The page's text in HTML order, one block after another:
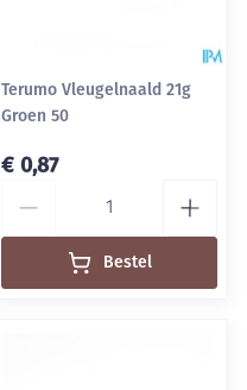
Terumo Vleugelnaald 21g
Groen 50
€ 0,87
Bestel